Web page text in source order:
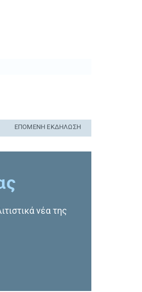
ΕΠΌΜΕΝΗ ΕΚΔΉΛΩΣΗ
νέα της